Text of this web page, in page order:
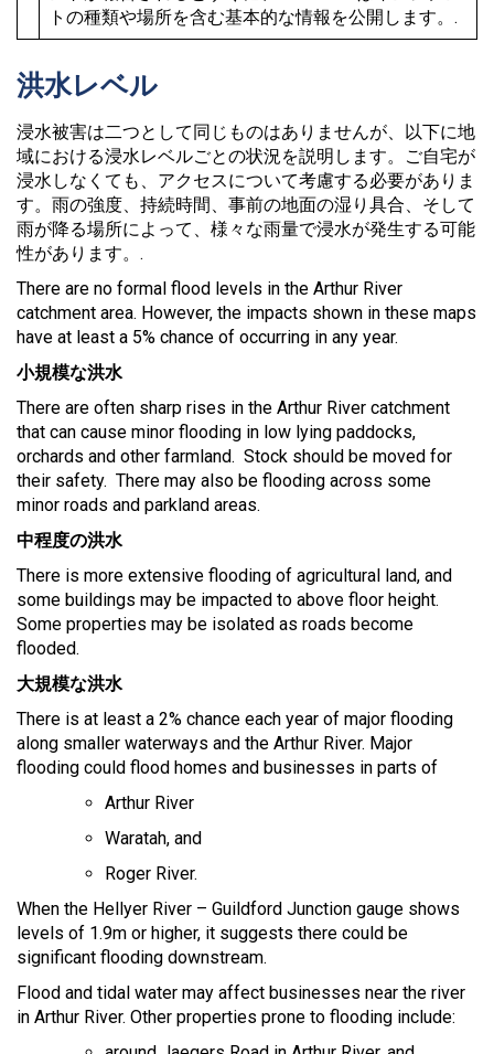
トの種類や場所を含む基本的な情報を公開します。.
洪水レベル
浸水被害は二つとして同じものはありませんが、以下に地
域における浸水レベルごとの状況を説明します。ご自宅が
浸水しなくても、アクセスについて考慮する必要がありま
す。雨の強度、持続時間、事前の地面の湿り具合、そして
雨が降る場所によって、様々な雨量で浸水が発生する可能
性があります。.
There are no formal flood levels in the Arthur River
catchment area. However, the impacts shown in these maps
have at least a 5% chance of occurring in any year.
小規模な洪水
There are often sharp rises in the Arthur River catchment
that can cause minor flooding in low lying paddocks,
orchards and other farmland. Stock should be moved for
their safety. There may also be flooding across some
minor roads and parkland areas.
中程度の洪水
There is more extensive flooding of agricultural land, and
some buildings may be impacted to above floor height.
Some properties may be isolated as roads become
flooded.
大規模な洪水
There is at least a 2% chance each year of major flooding
along smaller waterways and the Arthur River. Major
flooding could flood homes and businesses in parts of
Arthur River
Waratah, and
Roger River.
When the Hellyer River – Guildford Junction gauge shows
levels of 1.9m or higher, it suggests there could be
significant flooding downstream.
Flood and tidal water may affect businesses near the river
in Arthur River. Other properties prone to flooding include: